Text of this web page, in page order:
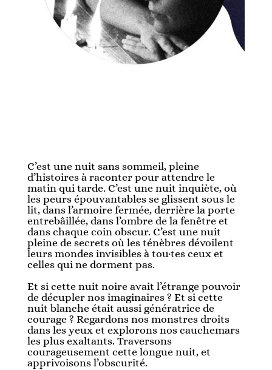
C’est une nuit sans sommeil, pleine
d’histoires à raconter pour attendre le
matin qui tarde. C’est une nuit inquiète, où
les peurs épouvantables se glissent sous le
lit, dans l’armoire fermée, derrière la porte
entrebâillée, dans l’ombre de la fenêtre et
dans chaque coin obscur. C’est une nuit
pleine de secrets où les ténèbres dévoilent
leurs mondes invisibles à tou·tes ceux et
celles qui ne dorment pas.
Et si cette nuit noire avait l’étrange pouvoir
de décupler nos imaginaires ? Et si cette
nuit blanche était aussi génératrice de
courage ? Regardons nos monstres droits
dans les yeux et explorons nos cauchemars
les plus exaltants. Traversons
courageusement cette longue nuit, et
apprivoisons l’obscurité.